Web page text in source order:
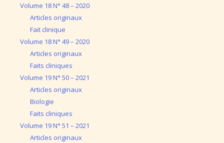
Volume 18 N° 48 – 2020
Articles originaux
Fait clinique
Volume 18 N° 49 – 2020
Articles originaux
Faits cliniques
Volume 19 N° 50 – 2021
Articles originaux
Biologie
Faits cliniques
Volume 19 N° 51 – 2021
Articles originaux